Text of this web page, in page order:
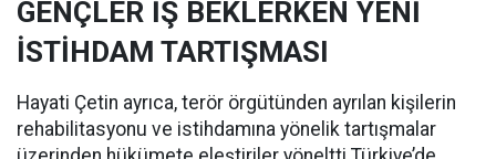
GENÇLER İŞ BEKLERKEN YENİ
İSTİHDAM TARTIŞMASI
Hayati Çetin ayrıca, terör örgütünden ayrılan kişilerin
rehabilitasyonu ve istihdamına yönelik tartışmalar